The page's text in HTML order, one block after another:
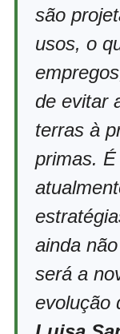
são
usos, o
de evitar
terras à
primas.
ainda
será a
evolução